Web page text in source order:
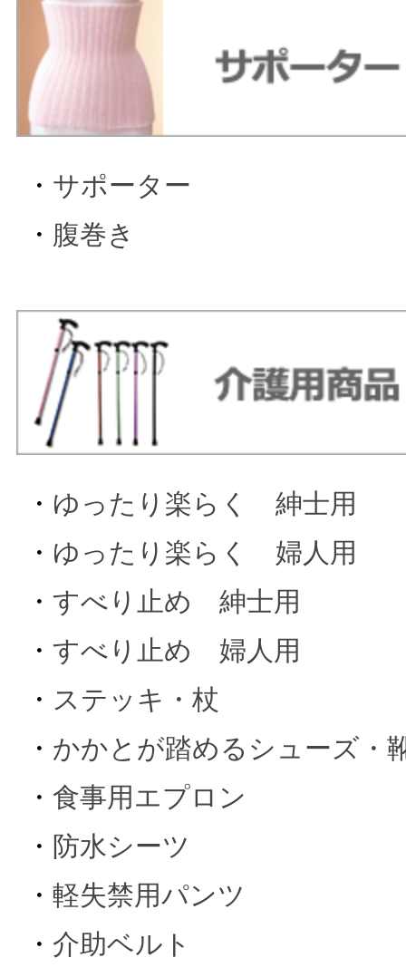
・ サポーター
・ 腹巻き
・ ゆったり楽らく 紳士用
・ ゆったり楽らく 婦人用
・ すべり止め 紳士用
・ すべり止め 婦人用
・ ステッキ・杖
・ かかとが踏めるシューズ・
・ 食事用エプロン
・ 防水シーツ
・ 軽失禁用パンツ
・ 介助ベルト